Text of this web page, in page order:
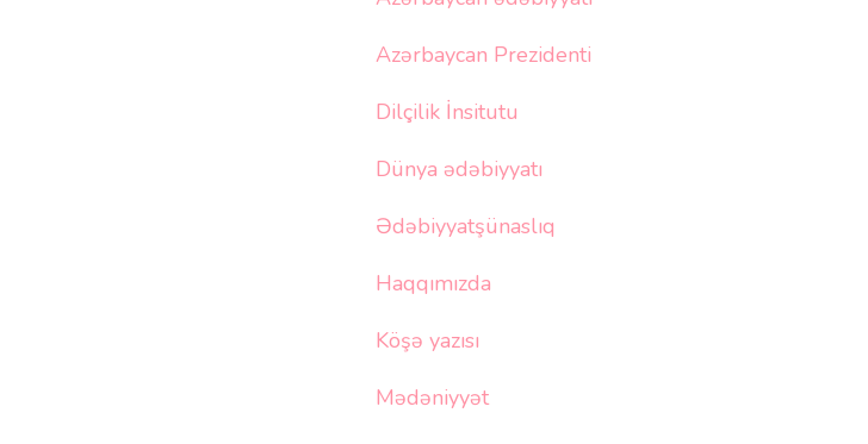
Azərbaycan Prezidenti
Dilçilik İnsitutu
Dünya ədəbiyyatı
Ədəbiyyatşünaslıq
Haqqımızda
Köşə yazısı
Mədəniyyət